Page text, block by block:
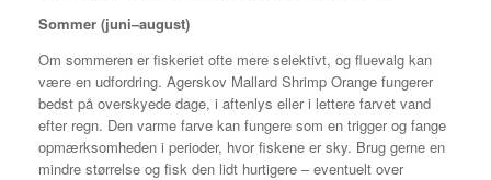
Sommer (juni–august)
Om sommeren er fiskeriet ofte mere selektivt, og fluevalg kan
være en udfordring. Agerskov Mallard Shrimp Orange fungerer
bedst på overskyede dage, i aftenlys eller i lettere farvet vand
efter regn. Den varme farve kan fungere som en trigger og fange
opmærksomheden i perioder, hvor fiskene er sky. Brug gerne en
mindre størrelse og fisk den lidt hurtigere – eventuelt over